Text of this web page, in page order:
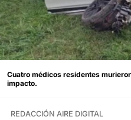
Cuatro médicos residentes
impacto.
REDACCIÓN AIRE DIGITAL